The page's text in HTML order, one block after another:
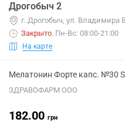
Дрогобыч 2
г. Дрогобыч, ул. Владимира
Закрыто. Пн-Вс: 08:00-21:00
На карте
Мелатонин Форте капс. №30
ЗДРАВОФАРМ ООО
182.00 грн